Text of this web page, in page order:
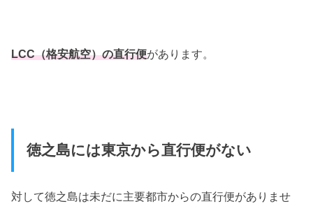
LCC（格安航空）の直行便があります。
徳之島には東京から直行便がない
対して徳之島は未だに主要都市からの直行便がありませ